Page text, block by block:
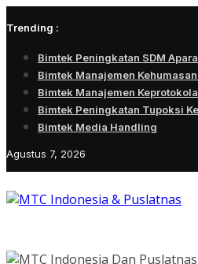
to
Trending :
Bimtek Peningkatan SDM
Bimtek Manajemen
Bimtek Manajemen
Bimtek Peningkatan Tupoksi
Bimtek Media Handling
Agustus 7, 2026